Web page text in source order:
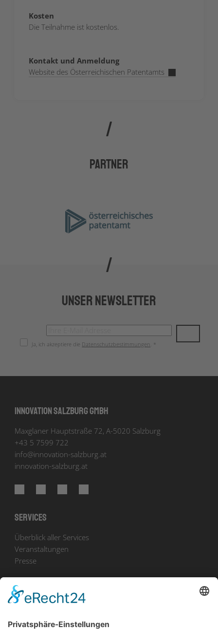
Kosten
Die Teilnahme ist kostenlos.
Kontakt und Anmeldung
Website des Österreichischen Patentamts
Partner
Unser Newsletter
Ja, ich akzeptiere die Datenschutzbestimmungen. *
Innovation Salzburg GmbH
Maxglaner Hauptstraße 72, A-5020 Salzburg
+43 5 7599 722
info@innovation-salzburg.at
innovation-salzburg.at
Services
Überblick aller Services
Veranstaltungen
Presse
Bekanntmachungen